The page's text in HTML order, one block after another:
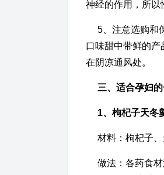
神经的作用，所以
5、注意选购和
口味甜中带鲜的
在阴凉通风处。
三、适合孕妇
1、枸杞子天冬
材料：枸杞子
做法：各药食